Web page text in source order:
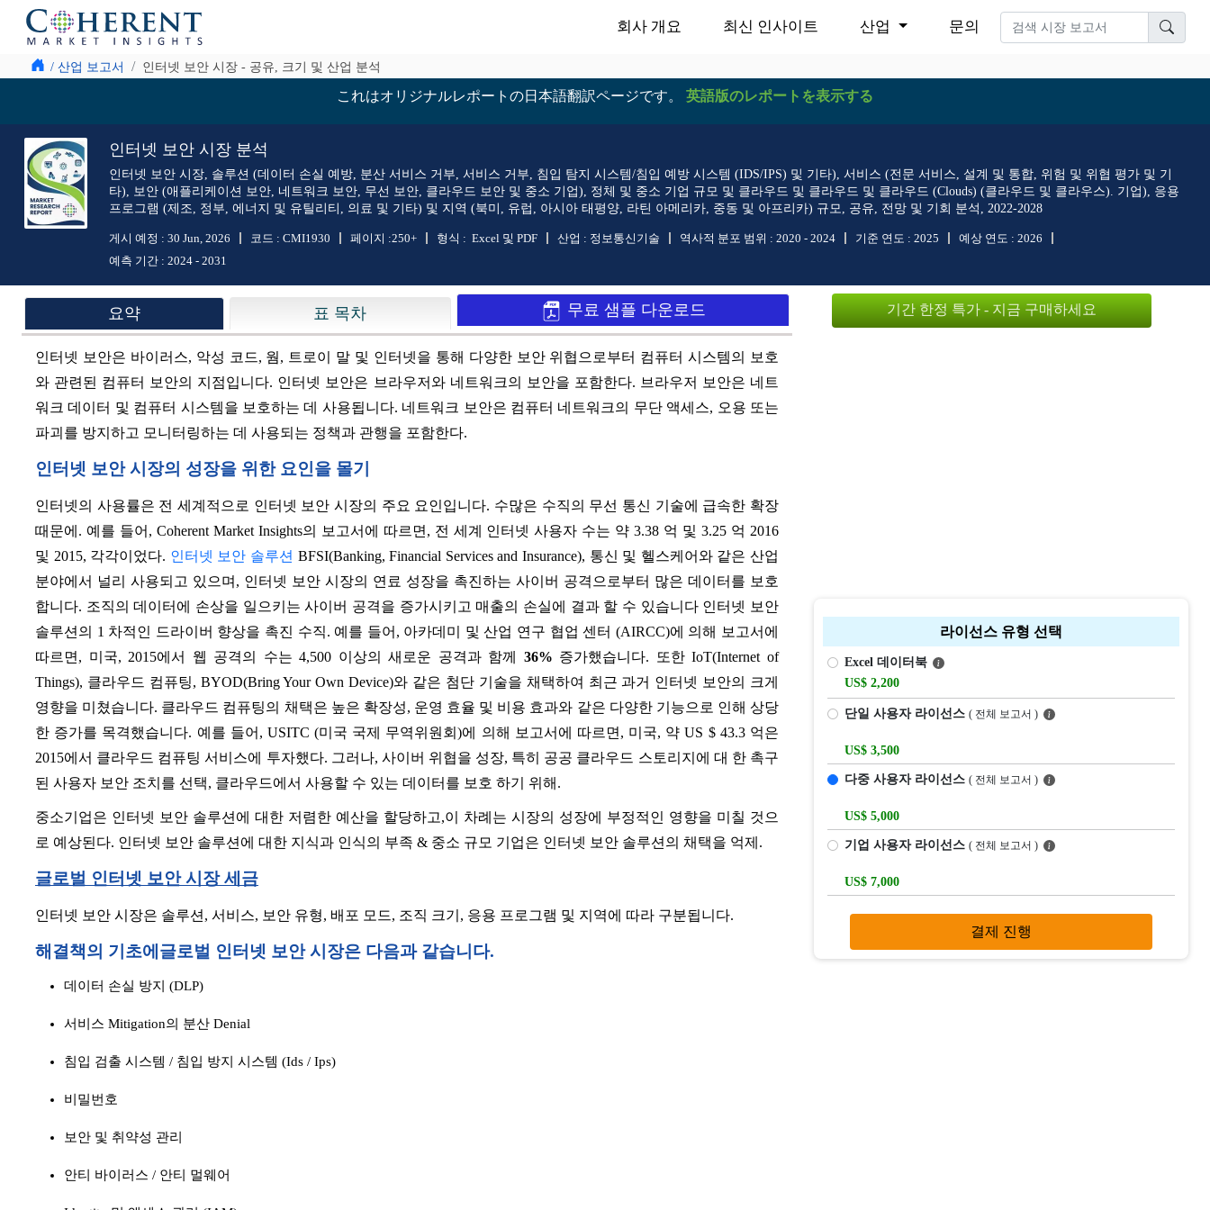
회사 개요 최신 인사이트 산업 문의
/ 산업 보고서 인터넷 보안 시장 - 공유, 크기 및 산업 분석
これはオリジナルレポートの日本語翻訳ページです。 英語版のレポートを表示する
인터넷 보안 시장 분석
인터넷 보안 시장, 솔루션 (데이터 손실 예방, 분산 서비스 거부, 서비스 거부, 침입 탐지 시스템/침입 예방 시스템 (IDS/IPS) 및 기타), 서비스 (전문 서비스, 설계 및 통합, 위험 및 위협 평가 및 기
타), 보안 (애플리케이션 보안, 네트워크 보안, 무선 보안, 클라우드 보안 및 중소 기업), 정체 및 중소 기업 규모 및 클라우드 및 클라우드 및 클라우드 (Clouds) (클라우드 및 클라우스). 기업), 응용
프로그램 (제조, 정부, 에너지 및 유틸리티, 의료 및 기타) 및 지역 (북미, 유럽, 아시아 태평양, 라틴 아메리카, 중동 및 아프리카) 규모, 공유, 전망 및 기회 분석, 2022-2028
게시 예정 : 30 Jun, 2026 코드 : CMI1930 페이지 :250+ 형식 : Excel 및 PDF 산업 : 정보통신기술 역사적 분포 범위 : 2020 - 2024 기준 연도 : 2025 예상 연도 : 2026
예측 기간 : 2024 - 2031
요약 표 목차 무료 샘플 다운로드
인터넷 보안은 바이러스, 악성 코드, 웜, 트로이 말 및 인터넷을 통해 다양한 보안 위협으로부터 컴퓨터 시스템의 보호
와 관련된 컴퓨터 보안의 지점입니다. 인터넷 보안은 브라우저와 네트워크의 보안을 포함한다. 브라우저 보안은 네트
워크 데이터 및 컴퓨터 시스템을 보호하는 데 사용됩니다. 네트워크 보안은 컴퓨터 네트워크의 무단 액세스, 오용 또는
파괴를 방지하고 모니터링하는 데 사용되는 정책과 관행을 포함한다.
인터넷 보안 시장의 성장을 위한 요인을 몰기
인터넷의 사용률은 전 세계적으로 인터넷 보안 시장의 주요 요인입니다. 수많은 수직의 무선 통신 기술에 급속한 확장
때문에. 예를 들어, Coherent Market Insights의 보고서에 따르면, 전 세계 인터넷 사용자 수는 약 3.38 억 및 3.25 억 2016
및 2015, 각각이었다. 인터넷 보안 솔루션 BFSI(Banking, Financial Services and Insurance), 통신 및 헬스케어와 같은 산업
분야에서 널리 사용되고 있으며, 인터넷 보안 시장의 연료 성장을 촉진하는 사이버 공격으로부터 많은 데이터를 보호
합니다. 조직의 데이터에 손상을 일으키는 사이버 공격을 증가시키고 매출의 손실에 결과 할 수 있습니다 인터넷 보안
솔루션의 1 차적인 드라이버 향상을 촉진 수직. 예를 들어, 아카데미 및 산업 연구 협업 센터 (AIRCC)에 의해 보고서에
따르면, 미국, 2015에서 웹 공격의 수는 4,500 이상의 새로운 공격과 함께 36% 증가했습니다. 또한 IoT(Internet of
Things), 클라우드 컴퓨팅, BYOD(Bring Your Own Device)와 같은 첨단 기술을 채택하여 최근 과거 인터넷 보안의 크게
영향을 미쳤습니다. 클라우드 컴퓨팅의 채택은 높은 확장성, 운영 효율 및 비용 효과와 같은 다양한 기능으로 인해 상당
한 증가를 목격했습니다. 예를 들어, USITC (미국 국제 무역위원회)에 의해 보고서에 따르면, 미국, 약 US $ 43.3 억은
2015에서 클라우드 컴퓨팅 서비스에 투자했다. 그러나, 사이버 위협을 성장, 특히 공공 클라우드 스토리지에 대 한 촉구
된 사용자 보안 조치를 선택, 클라우드에서 사용할 수 있는 데이터를 보호 하기 위해.
중소기업은 인터넷 보안 솔루션에 대한 저렴한 예산을 할당하고,이 차례는 시장의 성장에 부정적인 영향을 미칠 것으
로 예상된다. 인터넷 보안 솔루션에 대한 지식과 인식의 부족 & 중소 규모 기업은 인터넷 보안 솔루션의 채택을 억제.
글로벌 인터넷 보안 시장 세금
인터넷 보안 시장은 솔루션, 서비스, 보안 유형, 배포 모드, 조직 크기, 응용 프로그램 및 지역에 따라 구분됩니다.
해결책의 기초에 글로벌 인터넷 보안 시장은 다음과 같습니다.
데이터 손실 방지 (DLP)
서비스 Mitigation의 분산 Denial
침입 검출 시스템 / 침입 방지 시스템 (Ids / Ips)
비밀번호
보안 및 취약성 관리
안티 바이러스 / 안티 멀웨어
기간 한정 특가 - 지금 구매하세요
라이선스 유형 선택
Excel 데이터북
US$ 2,200
단일 사용자 라이선스 ( 전체 보고서 )
US$ 3,500
다중 사용자 라이선스 ( 전체 보고서 )
US$ 5,000
기업 사용자 라이선스 ( 전체 보고서 )
US$ 7,000
결제 진행